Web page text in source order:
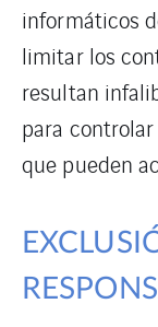
informáticos
limitar los
resultan
para
que pueden